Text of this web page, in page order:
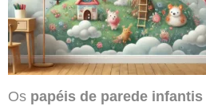
Os papéis de parede infantis